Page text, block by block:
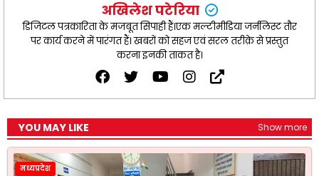
अखिलेश पटेरिया
डिजिटल पत्रकारिता के मजबूत सिपाही हैं।एक मल्टीमीडिया जर्नलिस्ट तौर
पर कार्य करने में पारंगत हैं। खबरों को सहज एवं सरल तरीक़े से प्रस्तुत
करना इनकी ताकत है।
YOU MAY LIKE Show more
मध्यप्रदेश